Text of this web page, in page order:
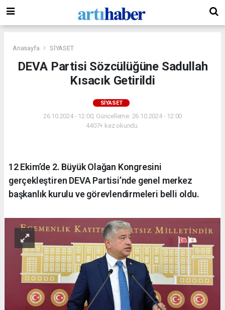
Anasayfa SİYASET
DEVA Partisi Sözcülüğüne Sadullah
Kısacık Getirildi
SİYASET
26.10.2024 - 12:00, Güncelleme: 26.10.2024 - 12:00
4407+ kez okundu.
12 Ekim’de 2. Büyük Olağan Kongresini
gerçekleştiren DEVA Partisi’nde genel merkez
başkanlık kurulu ve görevlendirmeleri belli oldu.